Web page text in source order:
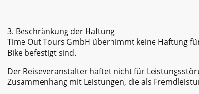
3. Beschränkung der Haftung
Time Out Tours GmbH übernimmt keine Haftung
Bike befestigt sind.
Der Reiseveranstalter haftet nicht für
Zusammenhang mit Leistungen, die als